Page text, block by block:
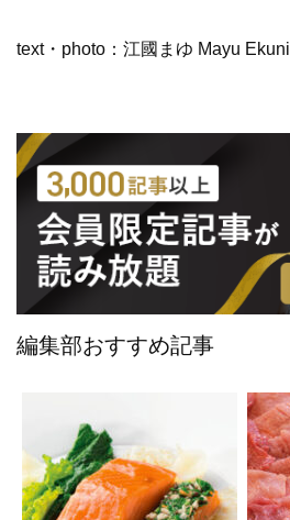
text・photo：江國まゆ Mayu Ekuni
編集部おすすめ記事